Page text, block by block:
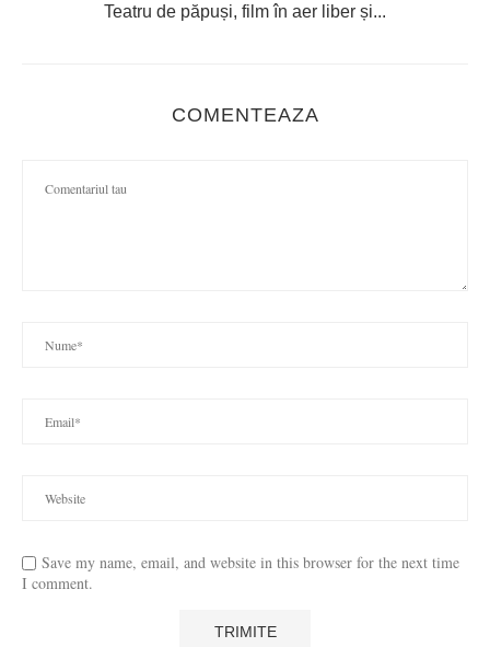
Teatru de păpuși, film în aer liber și...
COMENTEAZA
Save my name, email, and website in this browser for the next time
I comment.